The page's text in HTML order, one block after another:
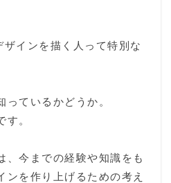
ザインを描く人って特別な
ているかどうか。
。
、今までの経験や知識をも
ンを作り上げるための考え